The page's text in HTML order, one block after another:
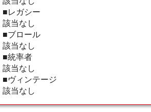
■レガシー
該当なし
■ブロール
該当なし
■統率者
該当なし
■ヴィンテージ
該当なし